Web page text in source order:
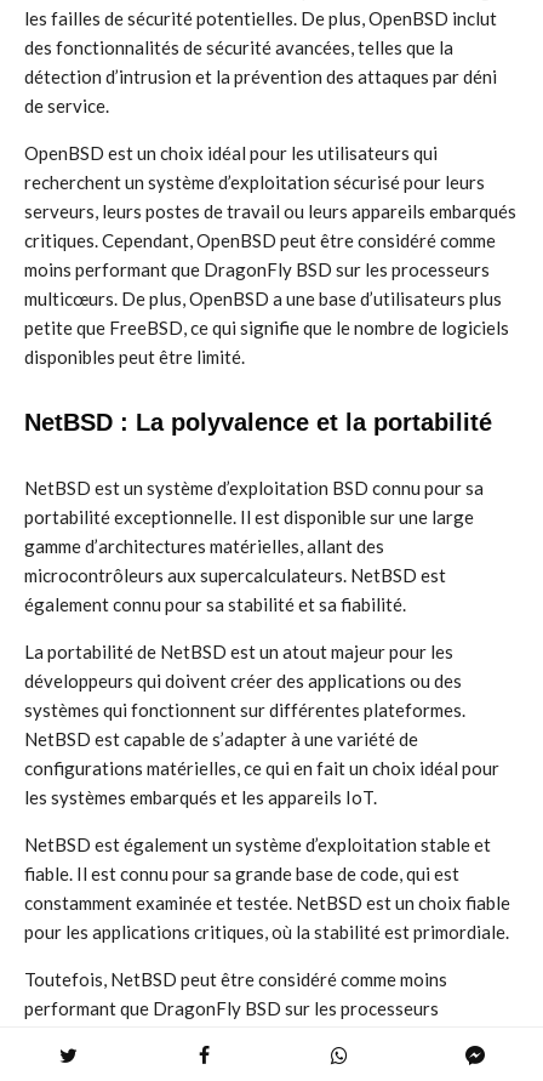
les failles de sécurité potentielles. De plus, OpenBSD inclut
des fonctionnalités de sécurité avancées, telles que la
détection d’intrusion et la prévention des attaques par déni
de service.
OpenBSD est un choix idéal pour les utilisateurs qui
recherchent un système d’exploitation sécurisé pour leurs
serveurs, leurs postes de travail ou leurs appareils embarqués
critiques. Cependant, OpenBSD peut être considéré comme
moins performant que DragonFly BSD sur les processeurs
multicœurs. De plus, OpenBSD a une base d’utilisateurs plus
petite que FreeBSD, ce qui signifie que le nombre de logiciels
disponibles peut être limité.
NetBSD : La polyvalence et la portabilité
NetBSD est un système d’exploitation BSD connu pour sa
portabilité exceptionnelle. Il est disponible sur une large
gamme d’architectures matérielles, allant des
microcontrôleurs aux supercalculateurs. NetBSD est
également connu pour sa stabilité et sa fiabilité.
La portabilité de NetBSD est un atout majeur pour les
développeurs qui doivent créer des applications ou des
systèmes qui fonctionnent sur différentes plateformes.
NetBSD est capable de s’adapter à une variété de
configurations matérielles, ce qui en fait un choix idéal pour
les systèmes embarqués et les appareils IoT.
NetBSD est également un système d’exploitation stable et
fiable. Il est connu pour sa grande base de code, qui est
constamment examinée et testée. NetBSD est un choix fiable
pour les applications critiques, où la stabilité est primordiale.
Toutefois, NetBSD peut être considéré comme moins
performant que DragonFly BSD sur les processeurs
petite que FreeBSD et OpenBSD, ce qui signifie que le nombre